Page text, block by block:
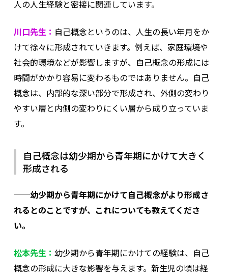
人の人生経験と密接に関連しています。
川口先生： 自己概念というのは、人生の長い年月をか
けて徐々に形成されていきます。例えば、家庭環境や
社会的環境などが影響しますが、自己概念の形成には
時間がかかり容易に変わるものではありません。自己
概念は、内部的な深い部分で形成され、外側の変わり
やすい層と内側の変わりにくい層から成り立っていま
す。
自己概念は幼少期から青年期にかけて大きく
形成される
──幼少期から青年期にかけて自己概念がより形成さ
れるとのことですが、これについても教えてくださ
い。
松本先生： 幼少期から青年期にかけての経験は、自己
概念の形成に大きな影響を与えます。新生児の頃は経